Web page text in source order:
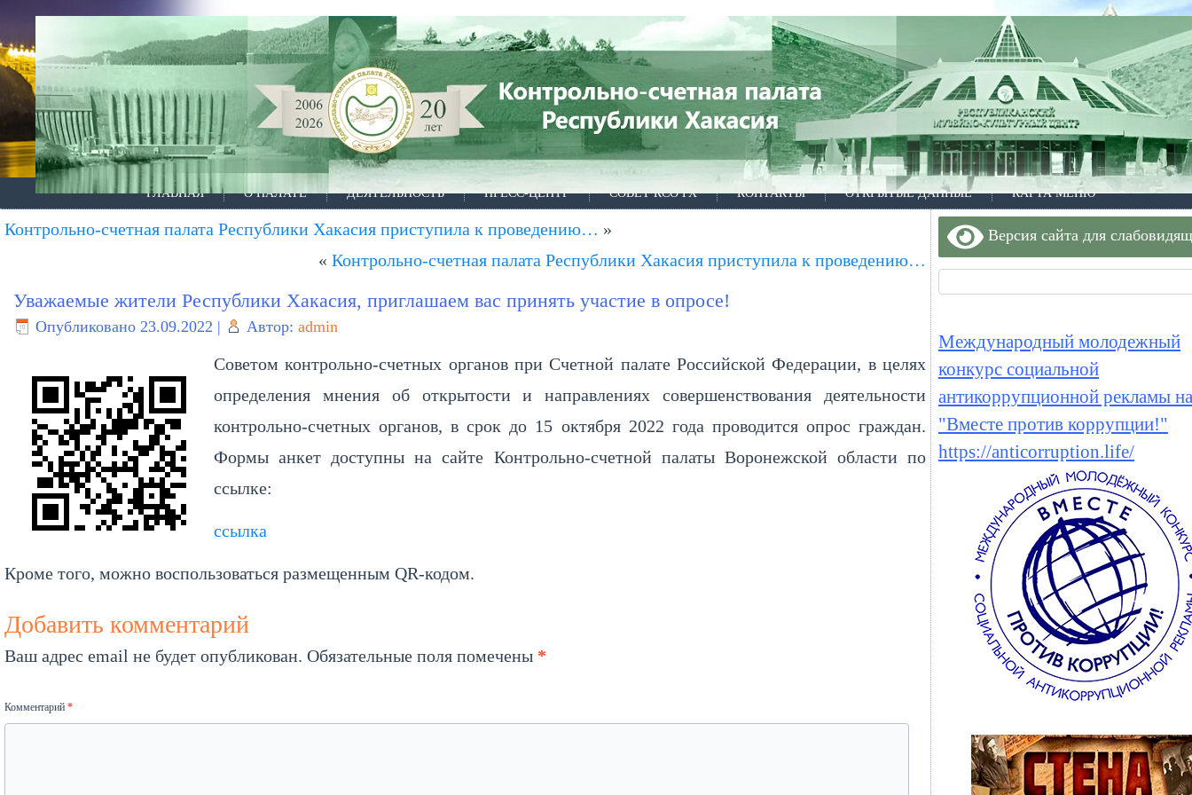
ГЛАВНАЯ О ПАЛАТЕ ДЕЯТЕЛЬНОСТЬ ПРЕСС-ЦЕНТР СОВЕТ КСО РХ КОНТАКТЫ ОТКРЫТЫЕ ДАННЫЕ КАРТА МЕНЮ
Контрольно-счетная палата Республики Хакасия приступила к проведению… »
« Контрольно-счетная палата Республики Хакасия приступила к проведению…
Уважаемые жители Республики Хакасия, приглашаем вас принять участие в опросе!
Опубликовано 23.09.2022 | Автор: admin
Советом контрольно-счетных органов при Счетной палате Российской Федерации, в целях
определения мнения об открытости и направлениях совершенствования деятельности
контрольно-счетных органов, в срок до 15 октября 2022 года проводится опрос граждан.
Формы анкет доступны на сайте Контрольно-счетной палаты Воронежской области по
ссылке:
ссылка
Кроме того, можно воспользоваться размещенным QR-кодом.
Добавить комментарий
Ваш адрес email не будет опубликован. Обязательные поля помечены *
Комментарий *
Версия сайта для
Международный молодежный
конкурс социальной
антикоррупционной рекламы
"Вместе против коррупции!"
https://anticorruption.life/